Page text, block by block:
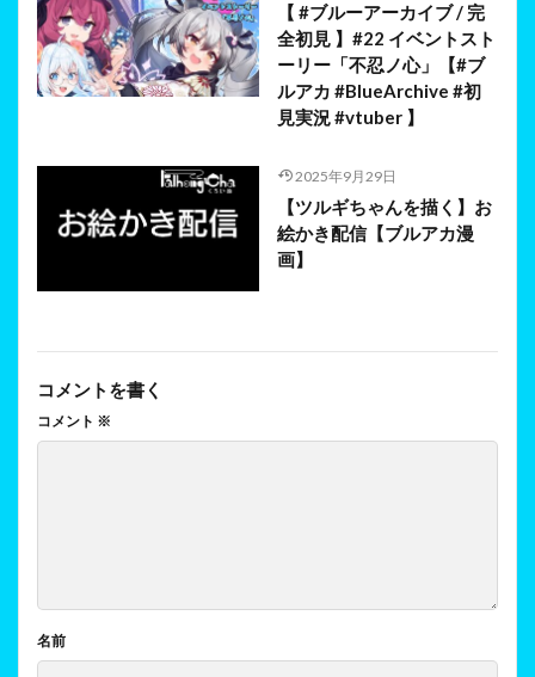
【 #ブルーアーカイブ / 完
全初見 】#22 イベントスト
ーリー「不忍ノ心」【#ブ
ルアカ #BlueArchive #初
見実況 #vtuber 】
2025年9月29日
【ツルギちゃんを描く】お
絵かき配信【ブルアカ漫
画】
コメントを書く
コメント ※
名前